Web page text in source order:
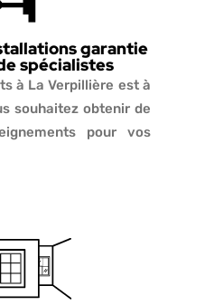
garantie
spécialistes
à La Verpillière est à
souhaitez obtenir de
pour vos